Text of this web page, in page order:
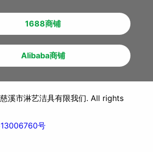
1688商铺
Alibaba商铺
溪市淋艺洁具有限我们. All rights
号